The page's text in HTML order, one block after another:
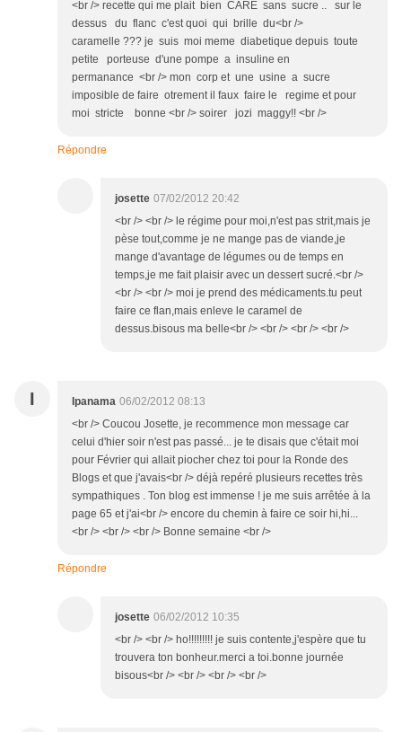
<br /> recette qui me plait bien CARE sans sucre .. sur le
dessus du flanc c'est quoi qui brille du<br />
caramelle ??? je suis moi meme diabetique depuis toute
petite porteuse d'une pompe a insuline en
permanance <br /> mon corp et une usine a sucre
imposible de faire otrement il faux faire le regime et pour
moi stricte bonne <br /> soirer jozi maggy!! <br />
Répondre
josette 07/02/2012 20:42
<br /> <br /> le régime pour moi,n'est pas strit,mais je
pèse tout,comme je ne mange pas de viande,je
mange d'avantage de légumes ou de temps en
temps,je me fait plaisir avec un dessert sucré.<br />
<br /> <br /> moi je prend des médicaments.tu peut
faire ce flan,mais enleve le caramel de
dessus.bisous ma belle<br /> <br /> <br /> <br />
I Ipanama 06/02/2012 08:13
<br /> Coucou Josette, je recommence mon message car
celui d'hier soir n'est pas passé... je te disais que c'était moi
pour Février qui allait piocher chez toi pour la Ronde des
Blogs et que j'avais<br /> déjà repéré plusieurs recettes très
sympathiques . Ton blog est immense ! je me suis arrêtée à la
page 65 et j'ai<br /> encore du chemin à faire ce soir hi,hi...
<br /> <br /> <br /> Bonne semaine <br />
Répondre
josette 06/02/2012 10:35
<br /> <br /> ho!!!!!!!!! je suis contente,j'espère que tu
trouvera ton bonheur.merci a toi.bonne journée
bisous<br /> <br /> <br /> <br />